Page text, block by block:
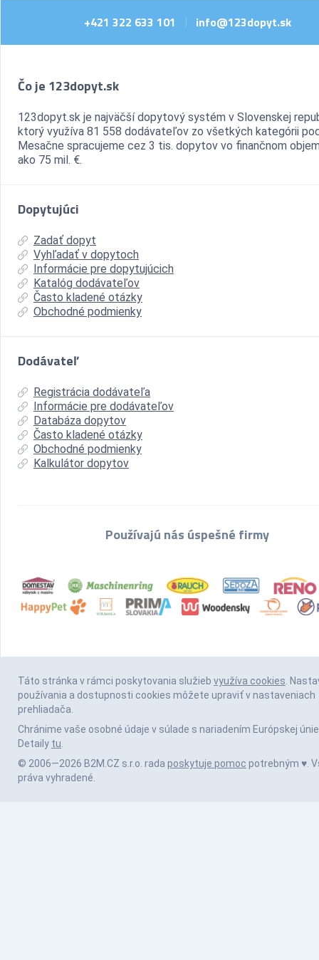
+421 322 633 101 info@123dopyt.sk
Čo je 123dopyt.sk
123dopyt.sk je najväčší dopytový systém v Slovenskej
ktorý využíva 81 558 dodávateľov zo všetkých kategórii
Mesačne spracujeme cez 3 tis. dopytov vo finančnom
ako 75 mil. €.
Dopytujúci
Zadať dopyt
Vyhľadať v dopytoch
Informácie pre dopytujúcich
Katalóg dodávateľov
Často kladené otázky
Obchodné podmienky
Dodávateľ
Registrácia dodávateľa
Informácie pre dodávateľov
Databáza dopytov
Často kladené otázky
Obchodné podmienky
Kalkulátor dopytov
Používajú nás úspešné firmy
Táto stránka v rámci poskytovania služieb využíva cookies .
používania a dostupnosti cookies môžete upraviť v nastaveniach
prehliadača.
Chránime vaše osobné údaje v súlade s nariadením Európskej únie
Detaily tu
© 2006—2026 B2M.CZ s.r.o. rada poskytuje pomoc potrebným ♥️.
práva vyhradené.